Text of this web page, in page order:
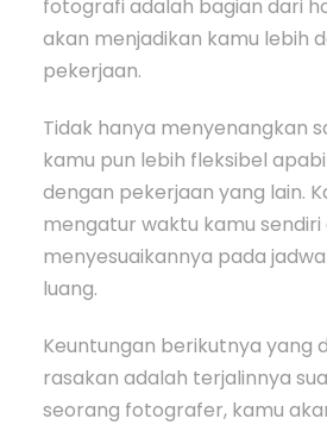
fotografi adalah bagian dari
akan menjadikan kamu lebih
pekerjaan.
Tidak hanya menyenangkan
kamu pun lebih fleksibel
dengan pekerjaan yang lain.
mengatur waktu kamu sendiri
menyesuaikannya pada
luang.
Keuntungan berikutnya yang
rasakan adalah terjalinnya
seorang fotografer, kamu